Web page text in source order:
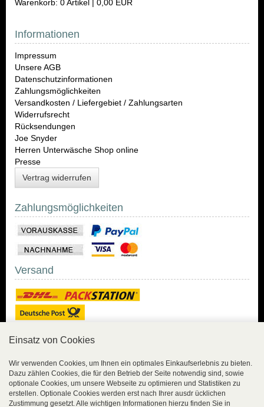
Warenkorb: 0 Artikel | 0,00 EUR
Informationen
Impressum
Unsere AGB
Datenschutzinformationen
Zahlungsmöglichkeiten
Versandkosten / Liefergebiet / Zahlungsarten
Widerrufsrecht
Rücksendungen
Joe Snyder
Herren Unterwäsche Shop online
Presse
Vertrag widerrufen
Zahlungsmöglichkeiten
Versand
Sicher Einkaufen mit
Trusted Shops und
Geld-zurück-Garantie.
Einsatz von Cookies
Wir verwenden Cookies, um Ihnen ein optimales Einkaufserlebnis zu bieten.
Dazu zählen Cookies, die für den Betrieb der Seite notwendig sind, sowie
optionale Cookies, um unsere Webseite zu optimieren und Statistiken zu
erstellen. Optionale Cookies werden erst nach Ihrer ausdr ücklichen
Zustimmung gesetzt. Alle wichtigen Informationen hierzu finden Sie in